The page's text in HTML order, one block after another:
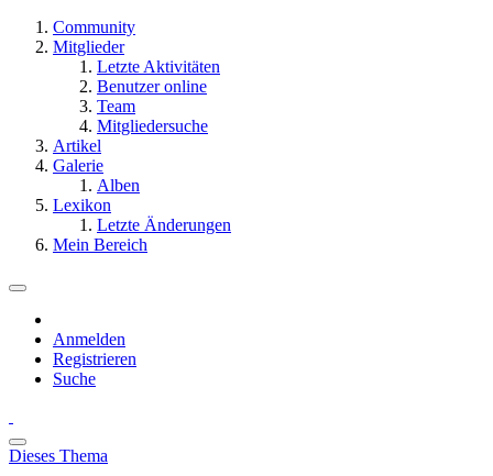
Community
Mitglieder
Letzte Aktivitäten
Benutzer online
Team
Mitgliedersuche
Artikel
Galerie
Alben
Lexikon
Letzte Änderungen
Mein Bereich
Anmelden
Registrieren
Suche
Dieses Thema